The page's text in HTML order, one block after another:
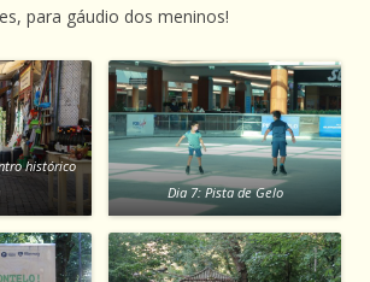
para gáudio dos meninos!
histórico
Dia 7: Pista de Gelo